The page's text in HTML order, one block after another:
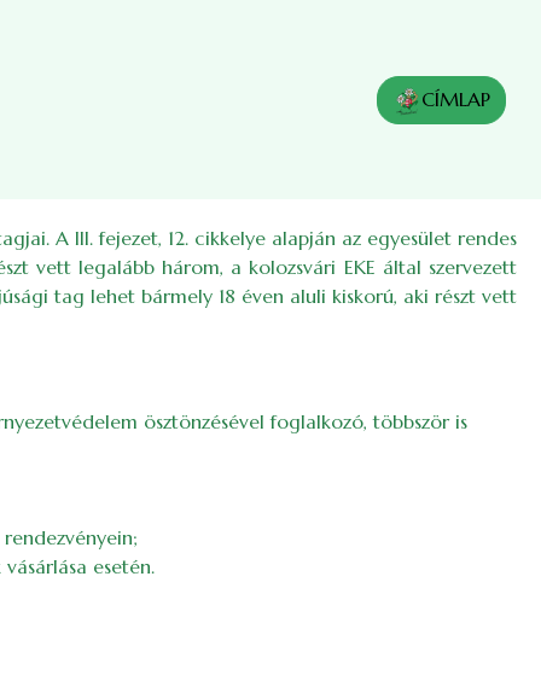
CÍMLAP
A III. fejezet, 12. cikkelye alapján az egyesület rendes
vett legalább három, a kolozsvári EKE által szervezett
tag lehet bármely 18 éven aluli kiskorú, aki részt vett
ösztönzésével foglalkozó, többször is
esetén.